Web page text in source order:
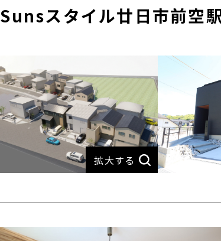
Sunsスタイル廿日市前空